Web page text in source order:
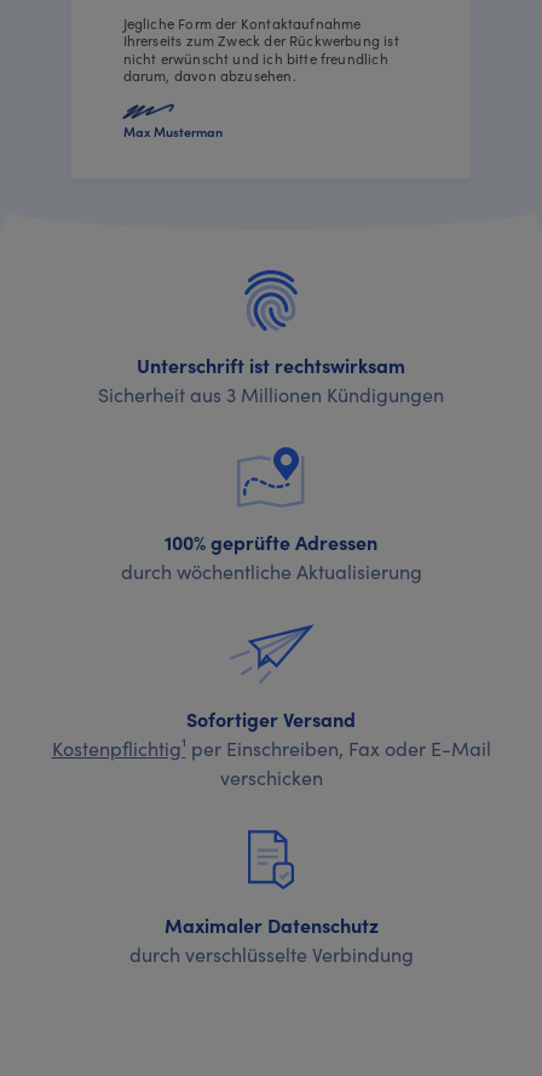
Jegliche Form der Kontaktaufnahme
Ihrerseits zum Zweck der Rückwerbung ist
nicht erwünscht und ich bitte freundlich
darum, davon abzusehen.
Max Musterman
Unterschrift ist rechtswirksam
Sicherheit aus 3 Millionen Kündigungen
100% geprüfte Adressen
durch wöchentliche Aktualisierung
Sofortiger Versand
Kostenpflichtig¹ per Einschreiben, Fax oder E-Mail
verschicken
Maximaler Datenschutz
durch verschlüsselte Verbindung